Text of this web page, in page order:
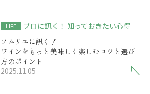
LIFE
プロに訊く！ 知っておきたい心得
ソムリエに訊く！
ワインをもっと美味しく楽しむコツと選び
方のポイント
2025.11.05